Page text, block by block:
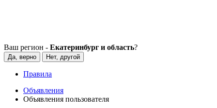
Ваш регион - Екатеринбург и область?
Да, верно Нет, другой
Правила
Объявления
Объявления пользователя